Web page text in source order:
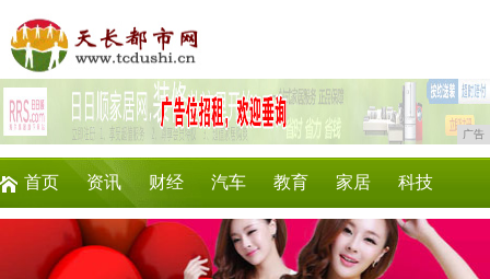
广告
首页 资讯 财经 汽车 教育 家居 科技
游戏 美食 商讯 时尚 微商